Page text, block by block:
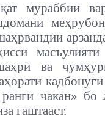
мураббии
ва
чакан» бо
гаштааст.